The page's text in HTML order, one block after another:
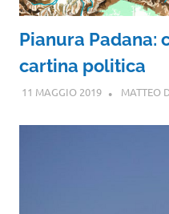
Pianura Padana:
cartina politica
11 MAGGIO 2019 MATTEO